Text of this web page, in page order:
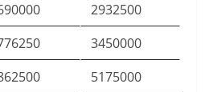
2932500
3450000
5175000